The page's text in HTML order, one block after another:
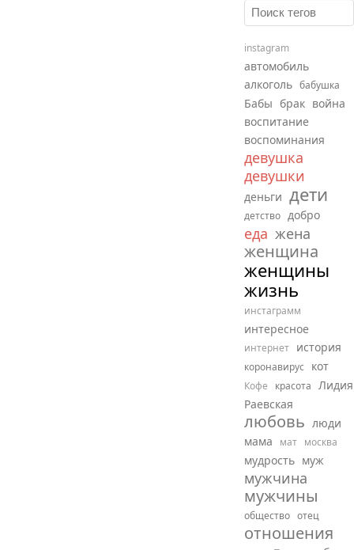
instagram
автомобиль
алкоголь бабушка
Бабы брак война
воспитание
воспоминания
девушка
девушки
деньги дети
детство добро
еда жена
женщина
женщины
жизнь
инстаграмм
интересное
интернет история
коронавирус кот
Кофе красота Лидия
Раевская
любовь люди
мама
мат москва
мудрость муж
мужчина
мужчины
общество отец
отношения